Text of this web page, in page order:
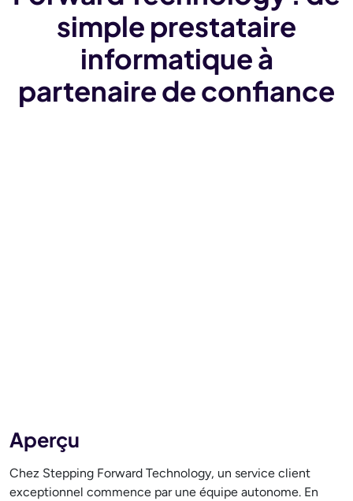
simple prestataire
informatique à
partenaire de confiance
Aperçu
Chez Stepping Forward Technology, un service client
exceptionnel commence par une équipe autonome. En